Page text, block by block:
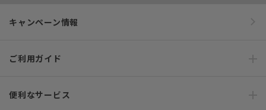
キャンペーン情報
ご利用ガイド
便利なサービス